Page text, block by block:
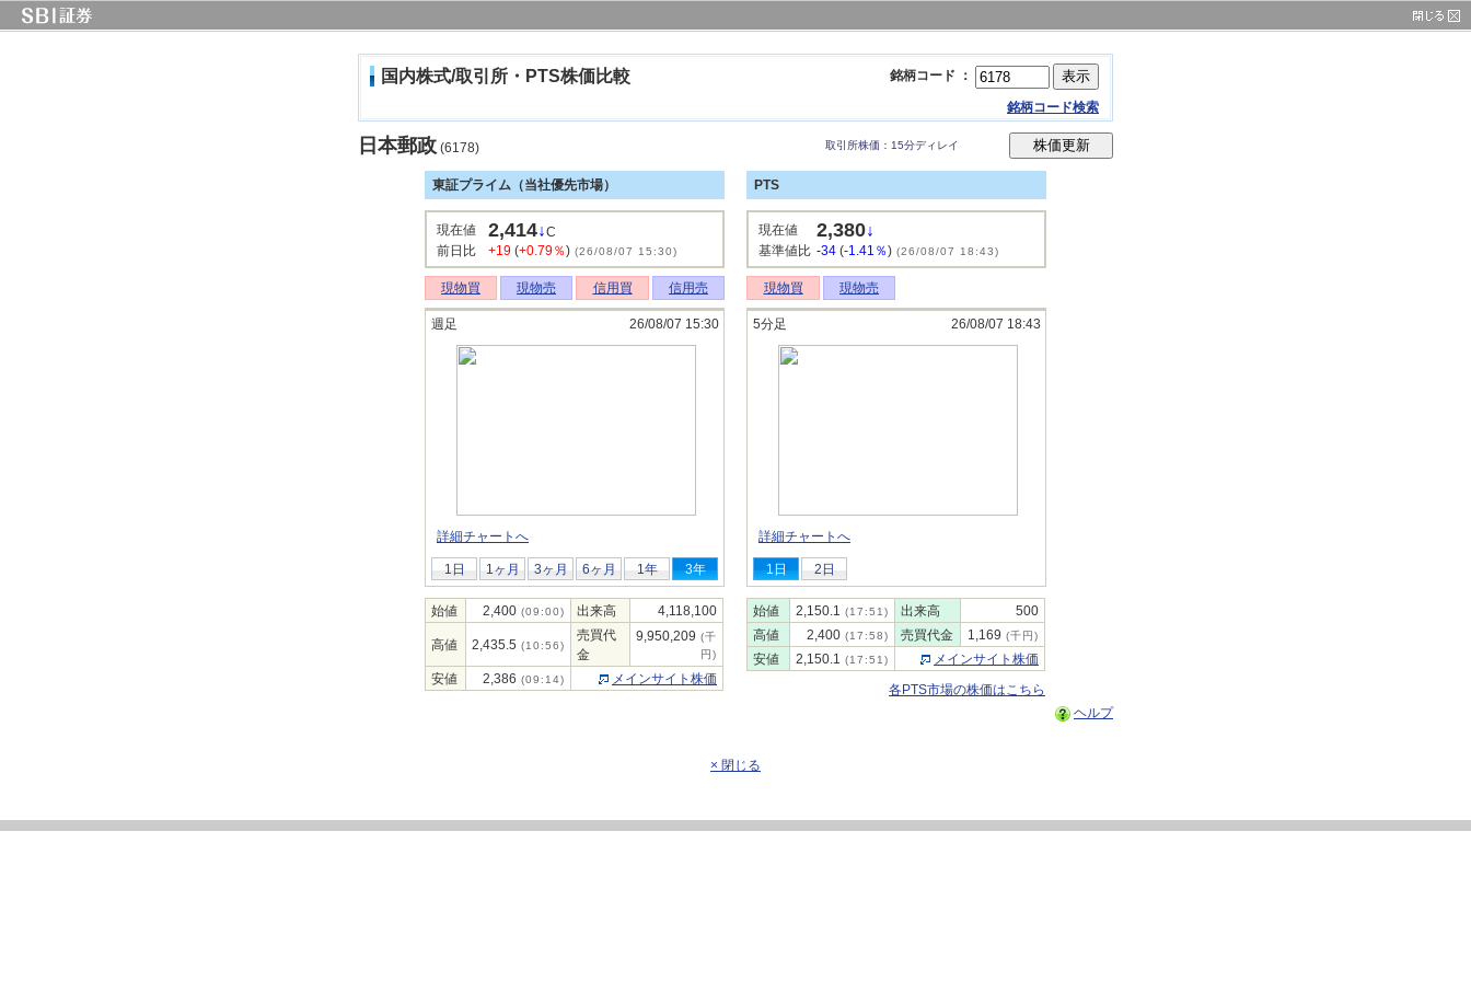
国内株式/取引所・PTS株価比較 銘柄コード ：
銘柄コード検索
日本郵政 (6178) 取引所株価：15分ディレイ
東証プライム（当社優先市場）
現在値 2,414↓C
前日比
+19 (+0.79％) (26/08/07 15:30)
現物買 現物売 信用買 信用売
週足 26/08/07 15:30
詳細チャートへ
1日 1ヶ月 3ヶ月 6ヶ月 1年 3年
始値 2,400 (09:00) 出来高 4,118,100
高値 2,435.5 (10:56)
売買代
金
9,950,209 (千
円)
安値 2,386 (09:14) メインサイト株価
PTS
現在値 2,380↓
基準値比 -34 (-1.41％) (26/08/07 18:43)
現物買 現物売
5分足 26/08/07 18:43
詳細チャートへ
1日 2日
始値 2,150.1 (17:51) 出来高
500
高値
2,400 (17:58) 売買代金 1,169 (千円)
安値 2,150.1 (17:51)
メインサイト株価
各PTS市場の株価はこちら
ヘルプ
× 閉じる